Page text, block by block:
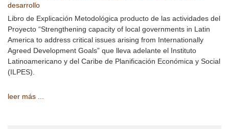
desarrollo
Libro de Explicación Metodológica producto de las actividades del
Proyecto “Strengthening capacity of local governments in Latin
America to address critical issues arising from Internationally
Agreed Development Goals” que lleva adelante el Instituto
Latinoamericano y del Caribe de Planificación Económica y Social
(ILPES).
leer más ...